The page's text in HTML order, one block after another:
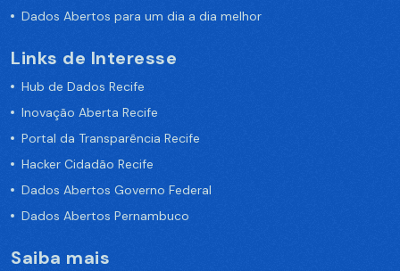
Dados Abertos para um dia a dia melhor
Links de Interesse
Hub de Dados Recife
Inovação Aberta Recife
Portal da Transparência Recife
Hacker Cidadão Recife
Dados Abertos Governo Federal
Dados Abertos Pernambuco
Saiba mais